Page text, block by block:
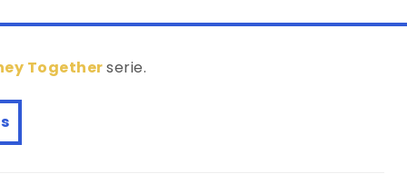
Togetherserie.